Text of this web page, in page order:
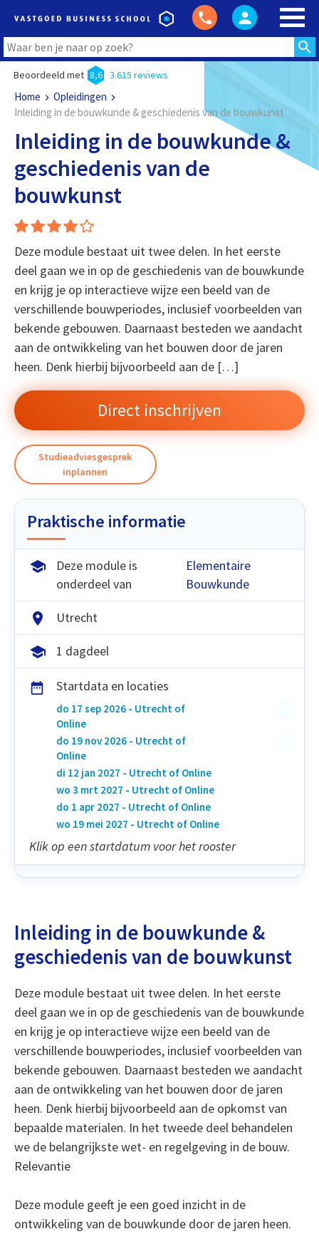
Beoordeeld met 8,6 3.615 reviews
Home
Opleidingen
Inleiding in de bouwkunde & geschiedenis van de bouwkunst
Inleiding in de bouwkunde &
geschiedenis van de bouwkunst
Deze module bestaat uit twee delen. In het eerste
deel gaan we in op de geschiedenis van de bouwkunde
en krijg je op interactieve wijze een beeld van de
verschillende bouwperiodes, inclusief voorbeelden van
bekende gebouwen. Daarnaast besteden we aandacht
aan de ontwikkeling van het bouwen door de jaren
heen. Denk hierbij bijvoorbeeld aan de opkomst van
bepaalde materialen. In het tweede deel behandelen
we de belangrijkste wet- en regelgeving in de bouw.
Relevantie
Deze module geeft je een goed inzicht in de
ontwikkeling van de bouwkunde door de jaren heen.
Inleiding in de bouwkunde &
geschiedenis van de
bouwkunst
Deze module bestaat uit twee delen. In het eerste
deel gaan we in op de geschiedenis van de bouwkunde
en krijg je op interactieve wijze een beeld van de
verschillende bouwperiodes, inclusief voorbeelden van
bekende gebouwen. Daarnaast besteden we aandacht
aan de ontwikkeling van het bouwen door de jaren
heen. Denk hierbij bijvoorbeeld aan de […]
Studieadviesgesprek
inplannen
Direct inschrijven
Praktische informatie
Deze module is
onderdeel van
Elementaire
Bouwkunde
Utrecht
1 dagdeel
Startdata en locaties
do 17 sep 2026 - Utrecht of
Online
do 19 nov 2026 - Utrecht of
Online
di 12 jan 2027 - Utrecht of Online
wo 3 mrt 2027 - Utrecht of Online
do 1 apr 2027 - Utrecht of Online
wo 19 mei 2027 - Utrecht of Online
Klik op een startdatum voor het rooster